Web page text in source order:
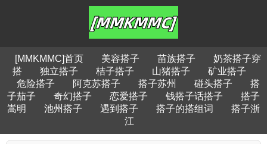
[MMKMMC]首页 美容搭子 苗族搭子
奶茶搭子穿
搭
独立搭子 桔子搭子 山猪搭子
矿业搭子
危险搭子
阿克苏搭子 搭子苏州 碰头搭子
搭
子茄子
奇幻搭子 恋爱搭子 钱搭子话搭子
搭子
嵩明
池州搭子 遇到搭子 搭子的搭组词
搭子浙
江